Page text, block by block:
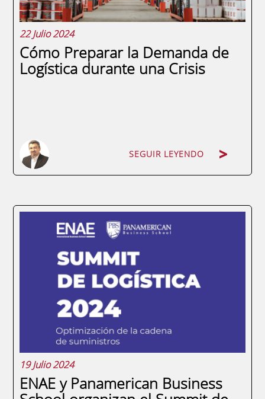
22 Julio 2024
Cómo Preparar la Demanda de
Logística durante una Crisis
SEGUIR LEYENDO
En este artículo, Tomás Gálvez, profesor
del máster en logística de ENAE Business
School, nos explica cómo planificar la
demanda en épocas de crisis. ¿Qué es una
crisis?En primer lugar, es importante definir
qué se entiende por crisis...
19 Julio 2024
ENAE y Panamerican Business